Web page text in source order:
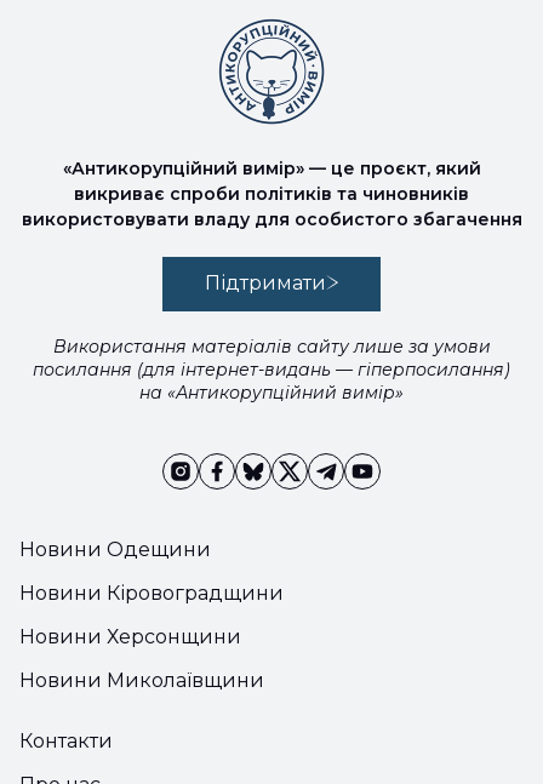
Новини Одещини
Новини Кіровоградщини
Новини Херсонщини
Новини Миколаївщини
«Антикорупційний вимір» — це проєкт, який
викриває спроби політиків та чиновників
використовувати владу для особистого збагачення
Підтримати
Використання матеріалів сайту лише за умови
посилання (для інтернет-видань — гіперпосилання)
на «Антикорупційний вимір»
Контакти